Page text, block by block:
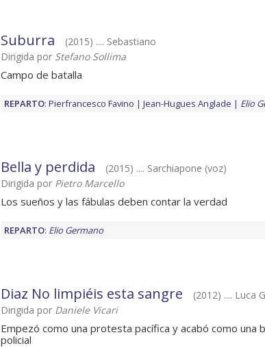
Suburra
(2015) .... Sebastiano
Dirigida por Stefano Sollima
Campo de batalla
REPARTO: Pierfrancesco Favino Jean-Hugues Anglade Elio
Bella y perdida
(2015) .... Sarchiapone (voz)
Dirigida por Pietro Marcello
Los sueños y las fábulas deben contar la verdad
REPARTO: Elio Germano
Diaz No limpiéis esta sangre
(2012) .... Luca
Dirigida por Daniele Vicari
Empezó como una protesta pacífica y acabó como una
policial